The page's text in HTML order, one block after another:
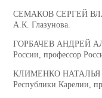
СЕМАКОВ СЕРГЕЙ
А.К. Глазунова.
ГОРБАЧЕВ АНДРЕЙ
России, профессор
КЛИМЕНКО НАТАЛЬЯ
Республики Карелии,